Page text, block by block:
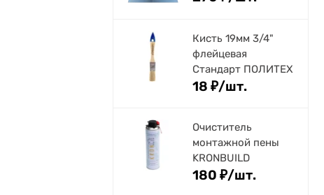
Кисть 19мм 3/4"
флейцевая
Стандарт ПОЛИТЕХ
18 ₽/шт.
Очиститель
монтажной пены
KRONBUILD
180 ₽/шт.